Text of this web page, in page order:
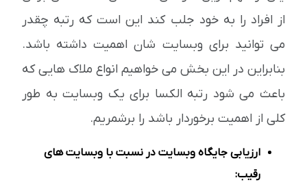
از افراد را به خود جلب کند این است که رتبه چقدر
می توانید برای وبسایت شان اهمیت داشته باشد.
بنابراین در این بخش می خواهیم انواع ملاک هایی که
باعث می شود رتبه الکسا برای یک وبسایت به طور
کلی از اهمیت برخوردار باشد را برشمریم.
ارزیابی جایگاه وبسایت در نسبت با وبسایت های
رقیب: